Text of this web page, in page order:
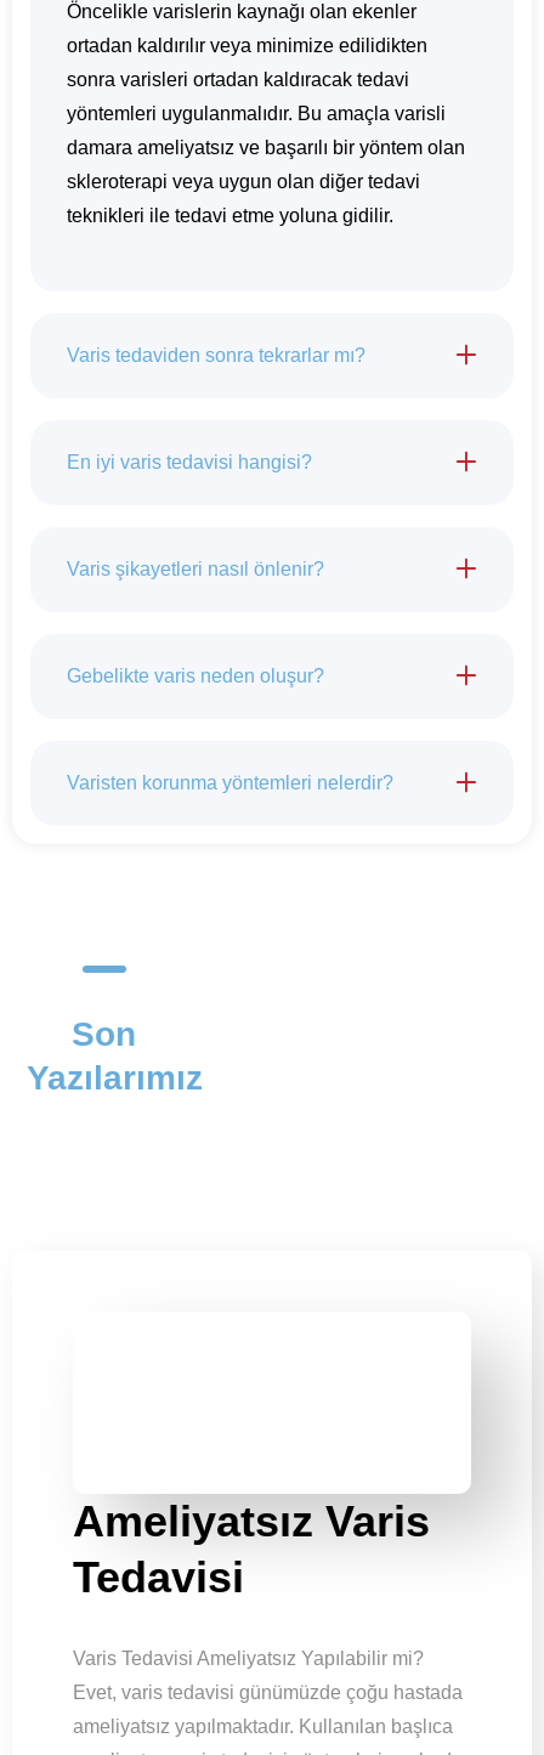
Öncelikle varislerin kaynağı olan ekenler
ortadan kaldırılır veya minimize edilidikten
sonra varisleri ortadan kaldıracak tedavi
yöntemleri uygulanmalıdır. Bu amaçla varisli
damara ameliyatsız ve başarılı bir yöntem olan
skleroterapi veya uygun olan diğer tedavi
teknikleri ile tedavi etme yoluna gidilir.
Varis tedaviden sonra tekrarlar mı?
En iyi varis tedavisi hangisi?
Varis şikayetleri nasıl önlenir?
Gebelikte varis neden oluşur?
Varisten korunma yöntemleri nelerdir?
Son
Yazılarımız
Ameliyatsız Varis
Tedavisi
Varis Tedavisi Ameliyatsız Yapılabilir mi?
Evet, varis tedavisi günümüzde çoğu hastada
ameliyatsız yapılmaktadır. Kullanılan başlıca